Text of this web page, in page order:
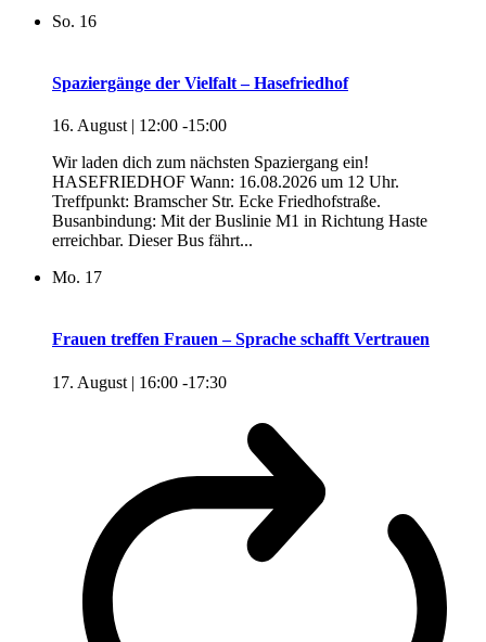
So. 16
Spaziergänge der Vielfalt – Hasefriedhof
16. August | 12:00 -15:00
Wir laden dich zum nächsten Spaziergang ein!
HASEFRIEDHOF Wann: 16.08.2026 um 12 Uhr.
Treffpunkt: Bramscher Str. Ecke Friedhofstraße.
Busanbindung: Mit der Buslinie M1 in Richtung Haste
erreichbar. Dieser Bus fährt...
Mo. 17
Frauen treffen Frauen – Sprache schafft Vertrauen
17. August | 16:00 -17:30